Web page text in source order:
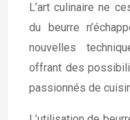
L’art culinaire ne
du beurre
nouvelles
offrant des
passionnés de